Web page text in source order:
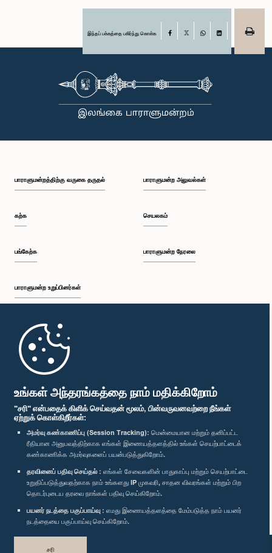
உங்கள் அந்தரங்கத்தை நாம் மதிக்கிறோம்
"சரி" என்பதைக் கிளிக் செய்வதன் மூலம், பின்வருவனவற்றை நீங்கள்
ஏற்றுக் கொள்கிறீர்கள்:
அமர்வு கண்காணிப்பு (Session Tracking): மென்மையான மற்றும் தனிப்பட்ட
ரீதியான அனுபவத்திற்காக எங்கள் இணையத்தளத்தில் உங்கள் செயற்பாட்டைக்
கண்காணிக்க அமர்வுகளைப் பயன்படுத்துகிறோம்.
தரவினைப் பதிவு செய்தல் : எங்கள் சேவைகளின் பாதுகாப்பு மற்றும் செயற்பாட்டை
உறுதிப்படுத்துவதற்காக நாம் உங்களது IP முகவரி, சாதன விவரங்கள் மற்றும் பிற
தொடர்புடைய தரவை நாங்கள் பதிவு செய்கிறோம்.
பயனர் நடத்தை பகுப்பாய்வு : எமது இணையத்தளத்தை மேம்படுத்த நாம் பயனர்
நடத்தையை பகுப்பாய்வு செய்கிறோம்.
சரி
இந்தப் பக்கத்தை பகிர்ந்து கொள்க Facebook
பாராளுமன்றத்திற்கு வருகை தருதல்
கற்க
பங்கேற்க
பாராளுமன்ற உறுப்பினர்கள்
முதற்பக்கம்
பாராளுமன்ற அலுவல்கள்
செயலகம்
பாராளுமன்ற நேரலை
பாராளுமன்ற கையடக்க செயலி
எம்மை பின்தொடர்க :
விருதுகள்
தனியுரிமைக் கொள்கை